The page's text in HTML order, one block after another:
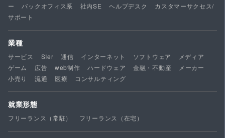
ー
バックオフィス系 社内SE ヘルプデスク
カスタマーサクセス/
サポート
業種
サービス SIer 通信 インターネット ソフトウェア
メディア
ゲーム
広告 web制作 ハードウェア 金融・不動産
メーカー
小売り
流通 医療 コンサルティング
就業形態
フリーランス（常駐） フリーランス（在宅）